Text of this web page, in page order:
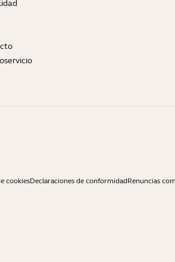
cookiesDeclaraciones de conformidadRenuncias